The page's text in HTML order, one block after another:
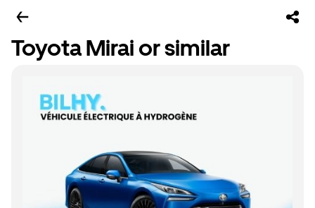
Toyota Mirai or similar